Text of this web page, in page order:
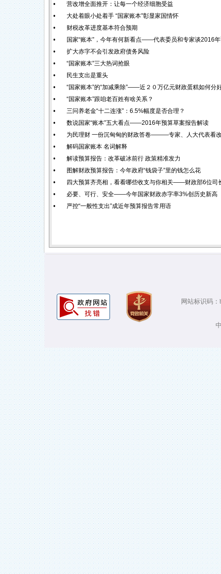
•
营改增全面推开：让每一个经济细胞受益
•
大处着眼小处着手 “国家账本”彰显家国情怀
•
财税改革进度基本符合预期
•
国家“账本”，今年有何新看点——代表委员和专家谈2016
•
扩大赤字不会引发政府债务风险
•
“国家账本”三大热词抢眼
•
民生支出是重头
•
“国家账本”的“加减乘除”——近２０万亿元财政蛋糕如何分
•
“国家账本”跟咱老百姓有啥关系？
•
三问养老金“十二连涨”：6.5%幅度是否合理？
•
数说国家“账本”五大看点——2016年预算草案报告解读
•
为民理财 一份沉甸甸的财政答卷———专家、人大代表看
•
解码国家账本 名词解释
•
解读预算报告：改革破冰前行 政策精准发力
•
图解财政预算报告：今年政府“钱袋子”里的钱怎么花
•
四大预算齐亮相，看看哪些收支与你相关——财政部6位司
•
必要、可行、安全——今年国家财政赤字率3%创历史新高
•
严控“一般性支出”成近年预算报告常用语
网站标识码